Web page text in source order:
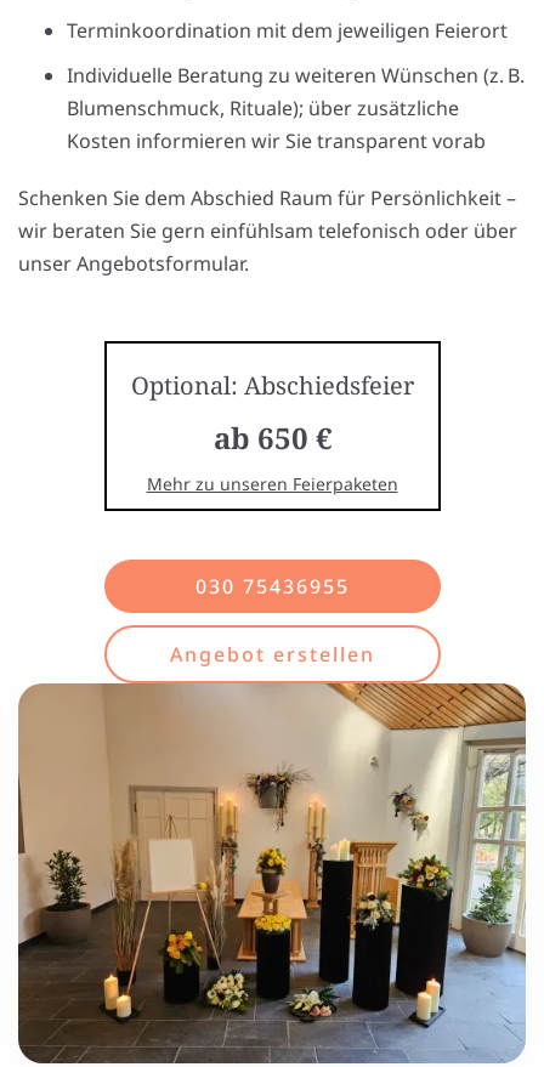
Terminkoordination mit dem jeweiligen Feierort
Individuelle Beratung zu weiteren Wünschen (z. B.
Blumenschmuck, Rituale); über zusätzliche
Kosten informieren wir Sie transparent vorab
Schenken Sie dem Abschied Raum für Persönlichkeit –
wir beraten Sie gern einfühlsam telefonisch oder über
unser Angebotsformular.
Optional: Abschiedsfeier
ab 650 €
Mehr zu unseren Feierpaketen
030 75436955
Angebot erstellen